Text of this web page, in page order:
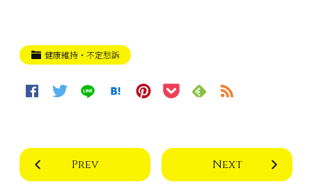
健康維持・不定愁訴
Prev Next